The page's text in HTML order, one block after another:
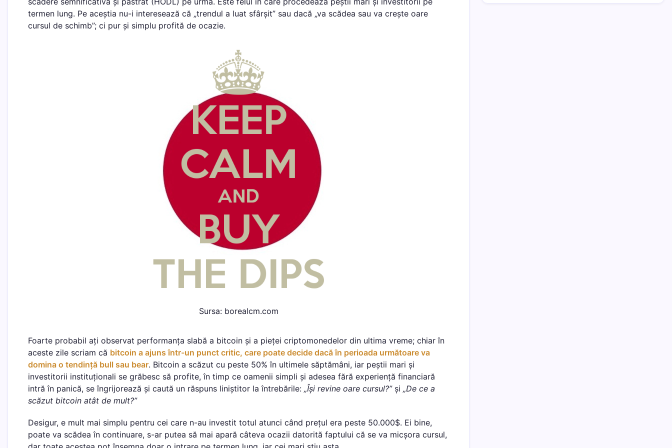
termen lung. Pe aceștia nu-i interesează că „trendul a luat sfârșit” sau dacă „va scădea sau va crește oare
cursul de schimb”; ci pur și simplu profită de ocazie.
Sursa: borealcm.com
Foarte probabil ați observat performanța slabă a bitcoin și a pieței criptomonedelor din ultima vreme; chiar în
aceste zile scriam că bitcoin a ajuns într-un punct critic, care poate decide dacă în perioada următoare va
domina o tendință bull sau bear. Bitcoin a scăzut cu peste 50% în ultimele săptămâni, iar peștii mari și
investitorii instituționali se grăbesc să profite, în timp ce oamenii simpli și adesea fără experiență financiară
intră în panică, se îngrijorează și caută un răspuns liniștitor la întrebările: „Își revine oare cursul?”și „De ce a
scăzut bitcoin atât de mult?”
Desigur, e mult mai simplu pentru cei care n-au investit totul atunci când prețul era peste 50.000$. Ei bine,
poate va scădea în continuare, s-ar putea să mai apară câteva ocazii datorită faptului că se va micșora cursul,